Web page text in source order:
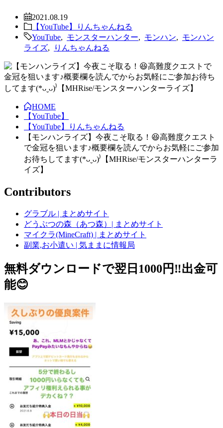
2021.08.19
【YouTube】りんちゃんねる
YouTube
モンスターハンター モンハン
モンハン
ライズ
りんちゃんねる
HOME
【YouTube】
【YouTube】りんちゃんねる
【モンハンライズ】今夜こそ取る！😆高難度クエスト
で金冠を狙います♪概要欄を読んでからお気軽にご参加
お待ちしてます(*ᴗˬᴗ)⁾【MHRise/モンスターハンターラ
イズ】
Contributors
グラブル | まとめサイト
どうぶつの森（あつ森）| まとめサイト
マイクラ(MineCraft) | まとめサイト
副業,お小遣い | 気ままに情報局
無料ダウンロードで翌日1000円‼️出金可
能😊